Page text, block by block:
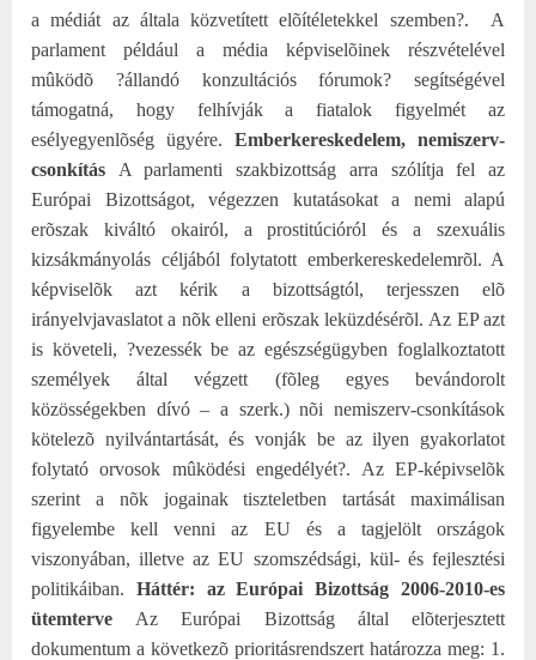
a médiát az általa közvetített elõítéletekkel szemben?.
A
parlament például a média képviselõinek részvételével
mûködõ ?állandó konzultációs fórumok? segítségével
támogatná, hogy felhívják a fiatalok figyelmét az
esélyegyenlõség ügyére.
Emberkereskedelem, nemiszerv-
csonkítás
A parlamenti szakbizottság arra szólítja fel az
Európai Bizottságot, végezzen kutatásokat a nemi alapú
erõszak kiváltó okairól, a prostitúcióról és a szexuális
kizsákmányolás céljából folytatott emberkereskedelemrõl. A
képviselõk azt kérik a bizottságtól, terjesszen elõ
irányelvjavaslatot a nõk elleni erõszak leküzdésérõl. Az EP azt
is követeli, ?vezessék be az egészségügyben foglalkoztatott
személyek által végzett (fõleg egyes bevándorolt
közösségekben dívó – a szerk.) nõi nemiszerv-csonkítások
kötelezõ nyilvántartását, és vonják be az ilyen gyakorlatot
folytató orvosok mûködési engedélyét?. Az EP-képivselõk
szerint a nõk jogainak tiszteletben tartását maximálisan
figyelembe kell venni az EU és a tagjelölt országok
viszonyában, illetve az EU szomszédsági, kül- és fejlesztési
politikáiban.
Háttér: az Európai Bizottság 2006-2010-es
ütemterve
Az Európai Bizottság által elõterjesztett
dokumentum a következõ prioritásrendszert határozza meg: 1.